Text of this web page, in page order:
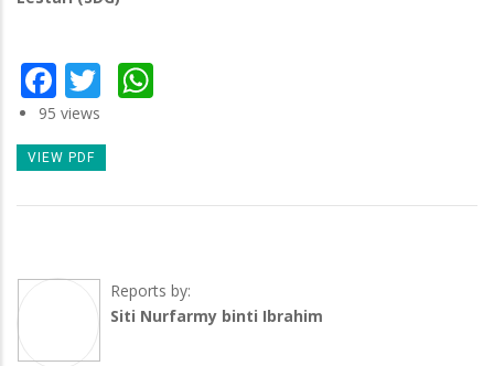
Facebook
Twitter
95 views
VIEW PDF
Reports by:
Siti Nurfarmy binti Ibrahim